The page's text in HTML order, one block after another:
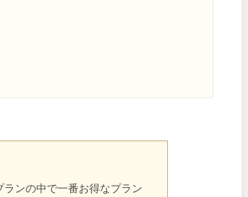
ンの中で一番お得なプラン